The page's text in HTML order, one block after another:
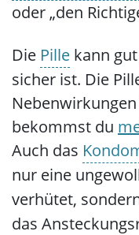
oder „den
Die Pille kann
sicher ist. Die
bekommst du
Auch das
nur eine
verhütet,
das